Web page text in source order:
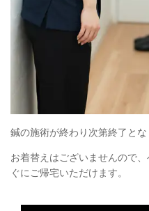
鍼の施術が終わり次第終了とな
お着替えはございませんので
ぐにご帰宅いただけます。